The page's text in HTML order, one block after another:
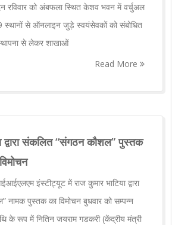
रविवार को अंबफला स्थित केशव भवन में वर्चुअल
स्थानों से ऑनलाइन जुड़े स्वयंसेवकों को संबोधित
से लेकर शाखाओं
Read More
द्वारा संकलित “संगठन कौशल” पुस्तक
इंस्टीट्यूट में राज कुमार भाटिया द्वारा
नामक पुस्तक का विमोचन बुधवार को सम्पन्न
के रूप में नितिन जयराम गडकरी (केंद्रीय मंत्री